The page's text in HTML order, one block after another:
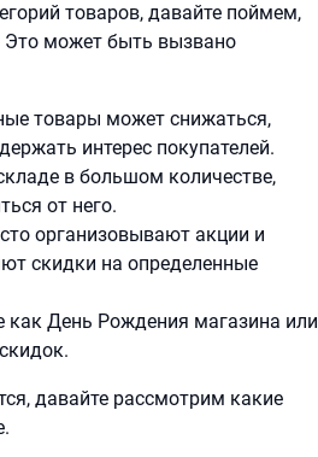
товаров, давайте поймем,
Это может быть вызвано
товары может снижаться,
интерес покупателей.
в большом количестве,
от него.
организовывают акции и
скидки на определенные
как День Рождения магазина или
давайте рассмотрим какие